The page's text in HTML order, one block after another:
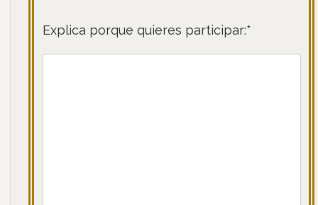
Explica porque quieres participar:*